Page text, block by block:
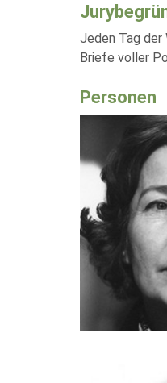
Jeden Tag der
Briefe voller
Personen